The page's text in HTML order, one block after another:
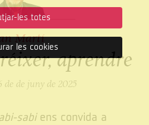
Martí
aprendre
de de juny de 2025
sabiens convida a
les totes
les cookies